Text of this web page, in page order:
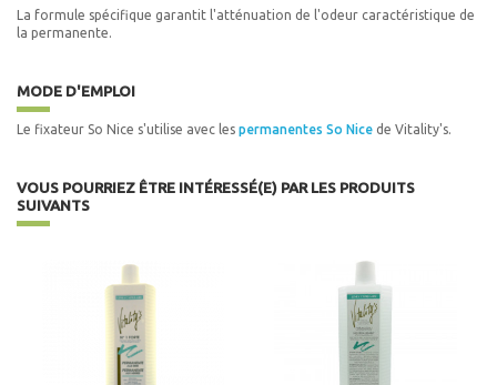
La formule spécifique garantit l'atténuation de l'odeur caractéristique de
la permanente.
MODE D'EMPLOI
Le fixateur So Nice s'utilise avec les permanentes So Nice de Vitality's.
VOUS POURRIEZ ÊTRE INTÉRESSÉ(E) PAR LES PRODUITS
SUIVANTS